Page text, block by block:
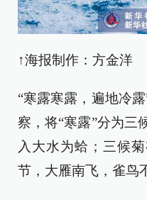
↑海报制作：方金洋
“寒露寒露，遍地冷
察，将“寒露”分为三
入大水为蛤；三候
节，大雁南飞，雀鸟